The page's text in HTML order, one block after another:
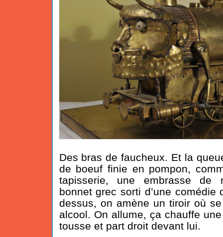
Des bras de faucheux. Et la
de boeuf finie en pompon,
tapisserie, une embrasse de
bonnet grec sorti d’une comédie
dessus, on amène un tiroir où
alcool. On allume, ça chauffe
tousse et part droit devant lui.